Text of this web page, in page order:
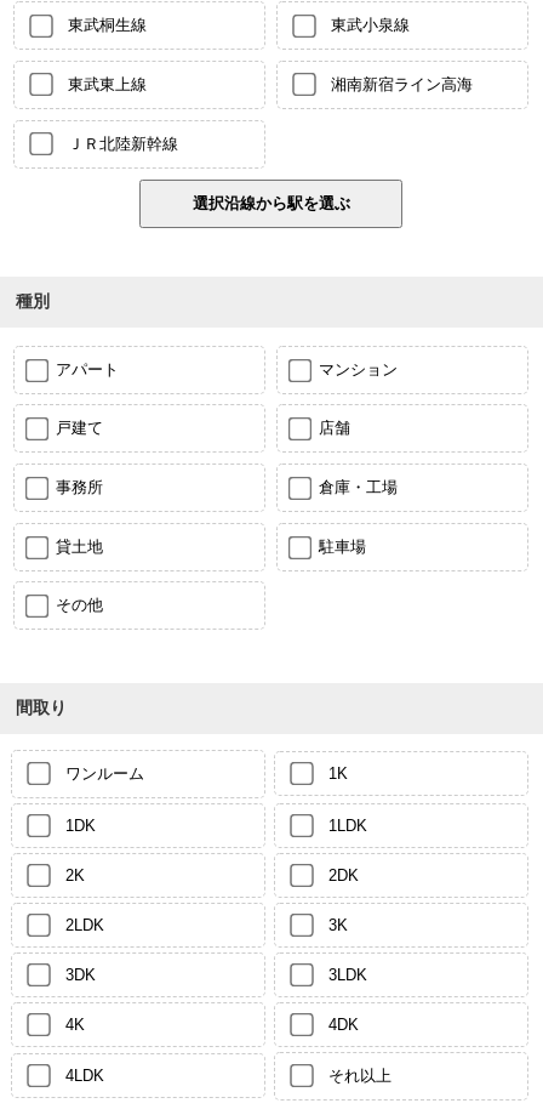
東武桐生線 東武小泉線
東武東上線 湘南新宿ライン高海
ＪＲ北陸新幹線
種別
アパート マンション
戸建て 店舗
事務所 倉庫・工場
貸土地 駐車場
その他
間取り
ワンルーム 1K
1DK 1LDK
2K 2DK
2LDK 3K
3DK 3LDK
4K 4DK
4LDK それ以上